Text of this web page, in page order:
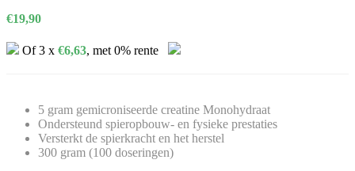
€19,90
Of 3 x €6,63, met 0% rente
5 gram gemicroniseerde creatine Monohydraat
Ondersteund spieropbouw- en fysieke prestaties
Versterkt de spierkracht en het herstel
300 gram (100 doseringen)